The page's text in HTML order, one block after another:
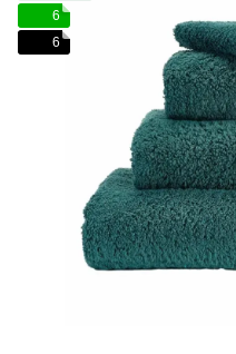
6
6